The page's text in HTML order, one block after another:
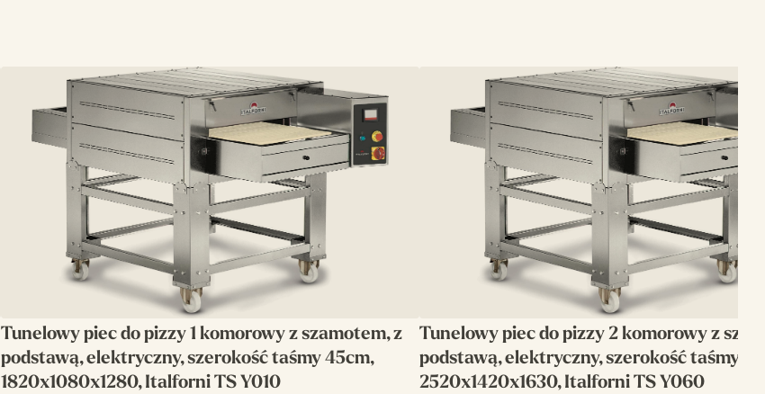
Tunelowy piec do pizzy 1 komorowy z szamotem, z
podstawą, elektryczny, szerokość taśmy 45cm,
1820x1080x1280, Italforni TS Y010
Tunelowy piec do pizzy 2 komorowy z
podstawą, elektryczny, szerokość taśmy
2520x1420x1630, Italforni TS Y060